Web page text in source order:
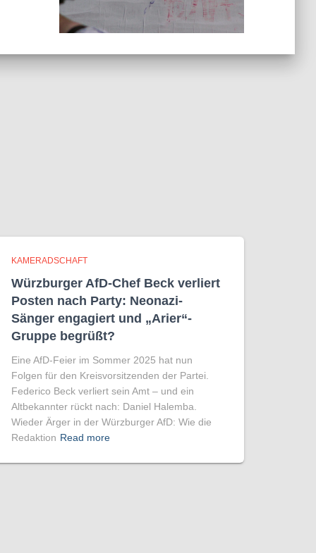
KAMERADSCHAFT
Würzburger AfD-Chef Beck verliert
Posten nach Party: Neonazi-
Sänger engagiert und „Arier“-
Gruppe begrüßt?
Eine AfD-Feier im Sommer 2025 hat nun
Folgen für den Kreisvorsitzenden der Partei.
Federico Beck verliert sein Amt – und ein
Altbekannter rückt nach: Daniel Halemba.
Wieder Ärger in der Würzburger AfD: Wie die
Redaktion Read more